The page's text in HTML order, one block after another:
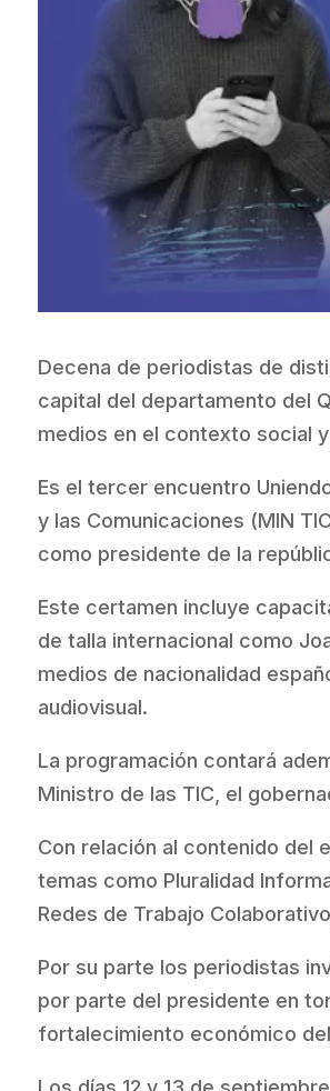
Decena de periodistas de
capital del departamento del
medios en el contexto social
Es el tercer encuentro
y las Comunicaciones (MIN
como presidente de la
Este certamen incluye
de talla internacional como
medios de nacionalidad
audiovisual.
La programación contará
Ministro de las TIC, el
Con relación al contenido del
temas como Pluralidad
Redes de Trabajo
Por su parte los periodistas
por parte del presidente en
fortalecimiento económico